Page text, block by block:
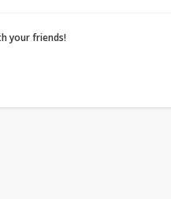
your friends!